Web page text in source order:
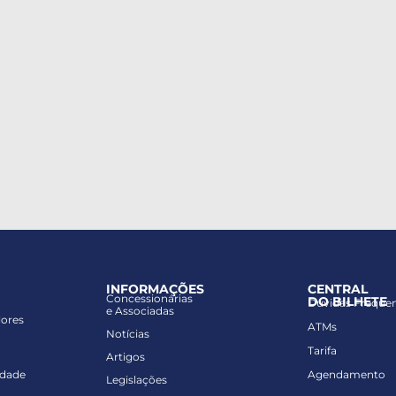
INFORMAÇÕES
Concessionárias
e Associadas
Notícias
Artigos
Legislações
CENTRAL
DO BILHETE
Dúvidas
ATMs
Tarifa
Agendamento